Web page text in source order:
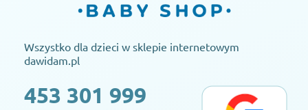
Wszystko dla dzieci w sklepie internetowym
dawidam.pl
453 301 999